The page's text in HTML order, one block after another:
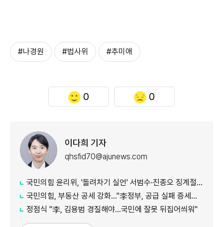
#나경원 #법사위 #추미애
0 0
이다희 기자
qhsfid70@ajunews.com
국민의힘 윤리위, '돌려차기 실언' 서범수·진종오 징계절차 개시
국민의힘, 부동산 공세 강화..."李정부, 공급 실패 증세로 덮으려 해"
정점식 "李, 김용범 경질해야...국민에 잘못 뒤집어씌워"